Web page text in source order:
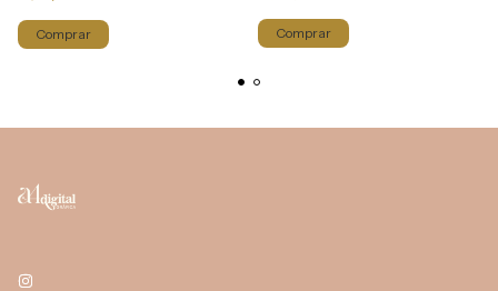
Comprar Comprar